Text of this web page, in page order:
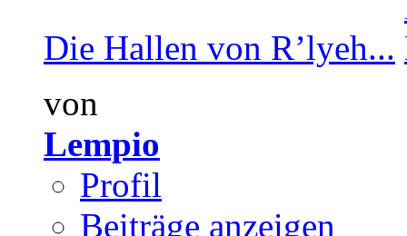
Die Hallen von R’lyeh...
von
Lempio
Profil
Beiträge anzeigen